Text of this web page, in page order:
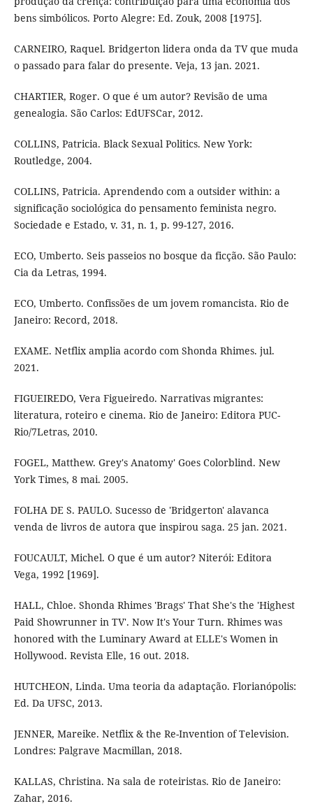
bens simbólicos. Porto Alegre: Ed. Zouk, 2008 [1975].
CARNEIRO, Raquel. Bridgerton lidera onda da TV que muda
o passado para falar do presente. Veja, 13 jan. 2021.
CHARTIER, Roger. O que é um autor? Revisão de uma
genealogia. São Carlos: EdUFSCar, 2012.
COLLINS, Patricia. Black Sexual Politics. New York:
Routledge, 2004.
COLLINS, Patricia. Aprendendo com a outsider within: a
significação sociológica do pensamento feminista negro.
Sociedade e Estado, v. 31, n. 1, p. 99-127, 2016.
ECO, Umberto. Seis passeios no bosque da ficção. São Paulo:
Cia da Letras, 1994.
ECO, Umberto. Confissões de um jovem romancista. Rio de
Janeiro: Record, 2018.
EXAME. Netflix amplia acordo com Shonda Rhimes. jul.
2021.
FIGUEIREDO, Vera Figueiredo. Narrativas migrantes:
literatura, roteiro e cinema. Rio de Janeiro: Editora PUC-
Rio/7Letras, 2010.
FOGEL, Matthew. Grey's Anatomy' Goes Colorblind. New
York Times, 8 mai. 2005.
FOLHA DE S. PAULO. Sucesso de 'Bridgerton' alavanca
venda de livros de autora que inspirou saga. 25 jan. 2021.
FOUCAULT, Michel. O que é um autor? Niterói: Editora
Vega, 1992 [1969].
HALL, Chloe. Shonda Rhimes 'Brags' That She's the 'Highest
Paid Showrunner in TV'. Now It's Your Turn. Rhimes was
honored with the Luminary Award at ELLE's Women in
Hollywood. Revista Elle, 16 out. 2018.
HUTCHEON, Linda. Uma teoria da adaptação. Florianópolis:
Ed. Da UFSC, 2013.
JENNER, Mareike. Netflix & the Re-Invention of Television.
Londres: Palgrave Macmillan, 2018.
KALLAS, Christina. Na sala de roteiristas. Rio de Janeiro:
Zahar, 2016.